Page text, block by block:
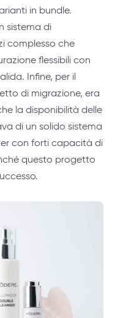
in bundle.
sistema di
complesso che
flessibili con
Infine, per il
di migrazione, era
la disponibilità delle
di un solido sistema
con forti capacità di
questo progetto